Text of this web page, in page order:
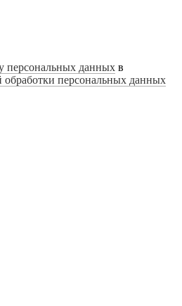
персональных данных в
обработки персональных данных